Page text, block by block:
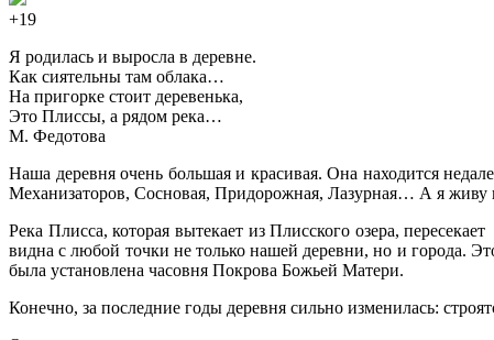
+19
Я родилась и выросла в деревне.
Как сиятельны там облака…
На пригорке стоит деревенька,
Это Плиссы, а рядом река…
М. Федотова
Наша деревня очень большая и красивая. Она находится
Механизаторов, Сосновая, Придорожная, Лазурная… А я живу
Река Плисса, которая вытекает из Плисского озера,
видна с любой точки не только нашей деревни, но и города.
была установлена часовня Покрова Божьей Матери.
Конечно, за последние годы деревня сильно изменилась: